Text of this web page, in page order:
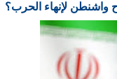
واشنطن لإنهاء الحرب؟